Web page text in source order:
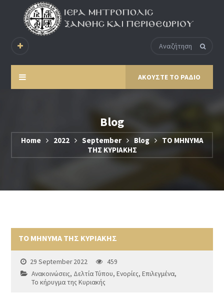
ΑΚΟΥΣΤΕ ΤΟ ΡΑΔΙΟ
Blog
Home 2022 September Blog
ΤΟ ΜΗΝΥΜΑ
ΤΗΣ ΚΥΡΙΑΚΗΣ
ΤΟ ΜΗΝΥΜΑ ΤΗΣ ΚΥΡΙΑΚΗΣ
29 September 2022
459
Ανακοινώσεις, Δελτία Τύπου,Ενορίες,Επιλεγμένα,
Το κήρυγμα της Κυριακής